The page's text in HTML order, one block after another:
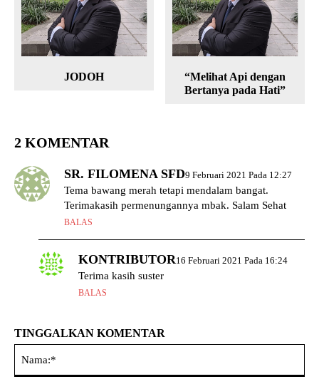
JODOH
“Melihat Api dengan
Bertanya pada Hati”
2 KOMENTAR
SR. FILOMENA SFD9 Februari 2021 Pada 12:27
Tema bawang merah tetapi mendalam bangat.
Terimakasih permenungannya mbak. Salam Sehat
BALAS
KONTRIBUTOR16 Februari 2021 Pada 16:24
Terima kasih suster
BALAS
TINGGALKAN KOMENTAR